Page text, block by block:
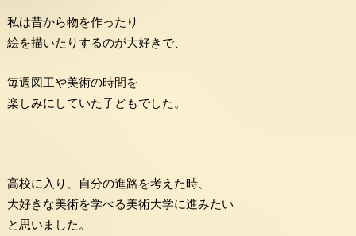
私は昔から物を作ったり
絵を描いたりするのが大好きで、
毎週図工や美術の時間を
楽しみにしていた子どもでした。
高校に入り、自分の進路を考えた時、
大好きな美術を学べる美術大学に進みたい
と思いました。